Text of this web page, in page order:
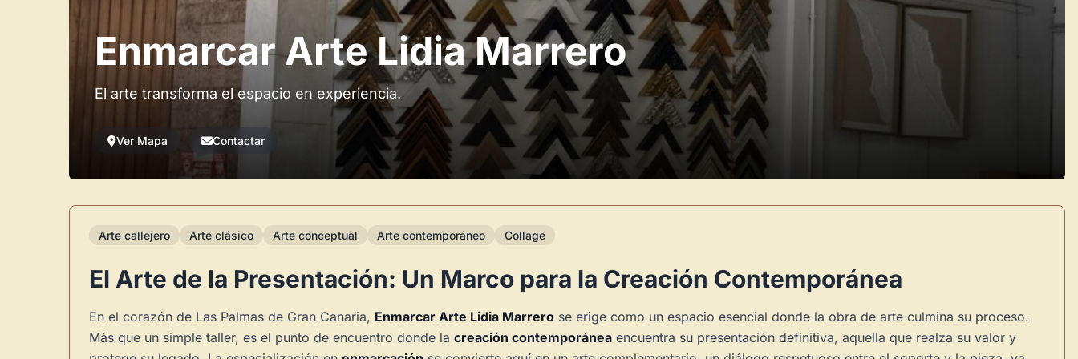
Enmarcar Arte Lidia Marrero
El arte transforma el espacio en experiencia.
Ver Mapa Contactar
Arte callejero Arte clásico Arte conceptual Arte contemporáneo Collage
El Arte de la Presentación: Un Marco para la Creación Contemporánea
En el corazón de Las Palmas de Gran Canaria, Enmarcar Arte Lidia Marrero se erige como un espacio esencial donde la obra de arte culmina su proceso.
Más que un simple taller, es el punto de encuentro donde la creación contemporánea encuentra su presentación definitiva, aquella que realza su valor y